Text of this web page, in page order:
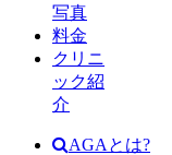
写真
料金
クリニ
ック紹
介
AGAとは?